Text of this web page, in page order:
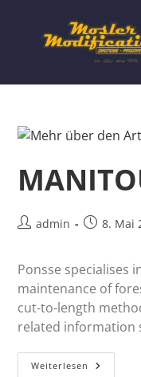
admin 8. Mai
Ponsse specialises
maintenance of
cut-to-length
related information
Weiterlesen